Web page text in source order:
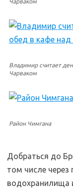
Владимир считает
Чарваком
Район Чимгана
Добраться до
том числе через
водохранилища